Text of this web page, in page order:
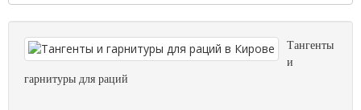
Тангенты
и
гарнитуры для раций